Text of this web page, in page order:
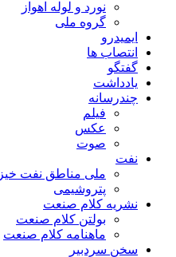
نورد و لوله اهواز
گروه ملی
ایمیدرو
انتصاب ها
گفتگو
یادداشت
چندرسانه
فیلم
عکس
صوت
نفت
ملی مناطق نفت خیز
پتروشیمی
نشریه کلام صنعت
بولتن کلام صنعت
ماهنامه کلام صنعت
سخن سردبیر